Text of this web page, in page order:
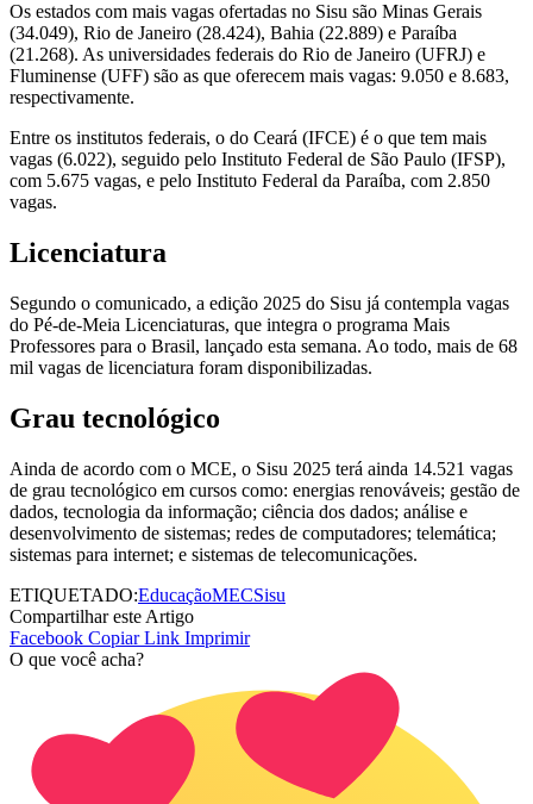
Os estados com mais vagas ofertadas no Sisu são Minas Gerais
(34.049), Rio de Janeiro (28.424), Bahia (22.889) e Paraíba
(21.268). As universidades federais do Rio de Janeiro (UFRJ) e
Fluminense (UFF) são as que oferecem mais vagas: 9.050 e 8.683,
respectivamente.
Entre os institutos federais, o do Ceará (IFCE) é o que tem mais
vagas (6.022), seguido pelo Instituto Federal de São Paulo (IFSP),
com 5.675 vagas, e pelo Instituto Federal da Paraíba, com 2.850
vagas.
Licenciatura
Segundo o comunicado, a edição 2025 do Sisu já contempla vagas
do Pé-de-Meia Licenciaturas, que integra o programa Mais
Professores para o Brasil, lançado esta semana. Ao todo, mais de 68
mil vagas de licenciatura foram disponibilizadas.
Grau tecnológico
Ainda de acordo com o MCE, o Sisu 2025 terá ainda 14.521 vagas
de grau tecnológico em cursos como: energias renováveis; gestão de
dados, tecnologia da informação; ciência dos dados; análise e
desenvolvimento de sistemas; redes de computadores; telemática;
sistemas para internet; e sistemas de telecomunicações.
ETIQUETADO:EducaçãoMECSisu
Compartilhar este Artigo
Facebook Copiar Link Imprimir
O que você acha?